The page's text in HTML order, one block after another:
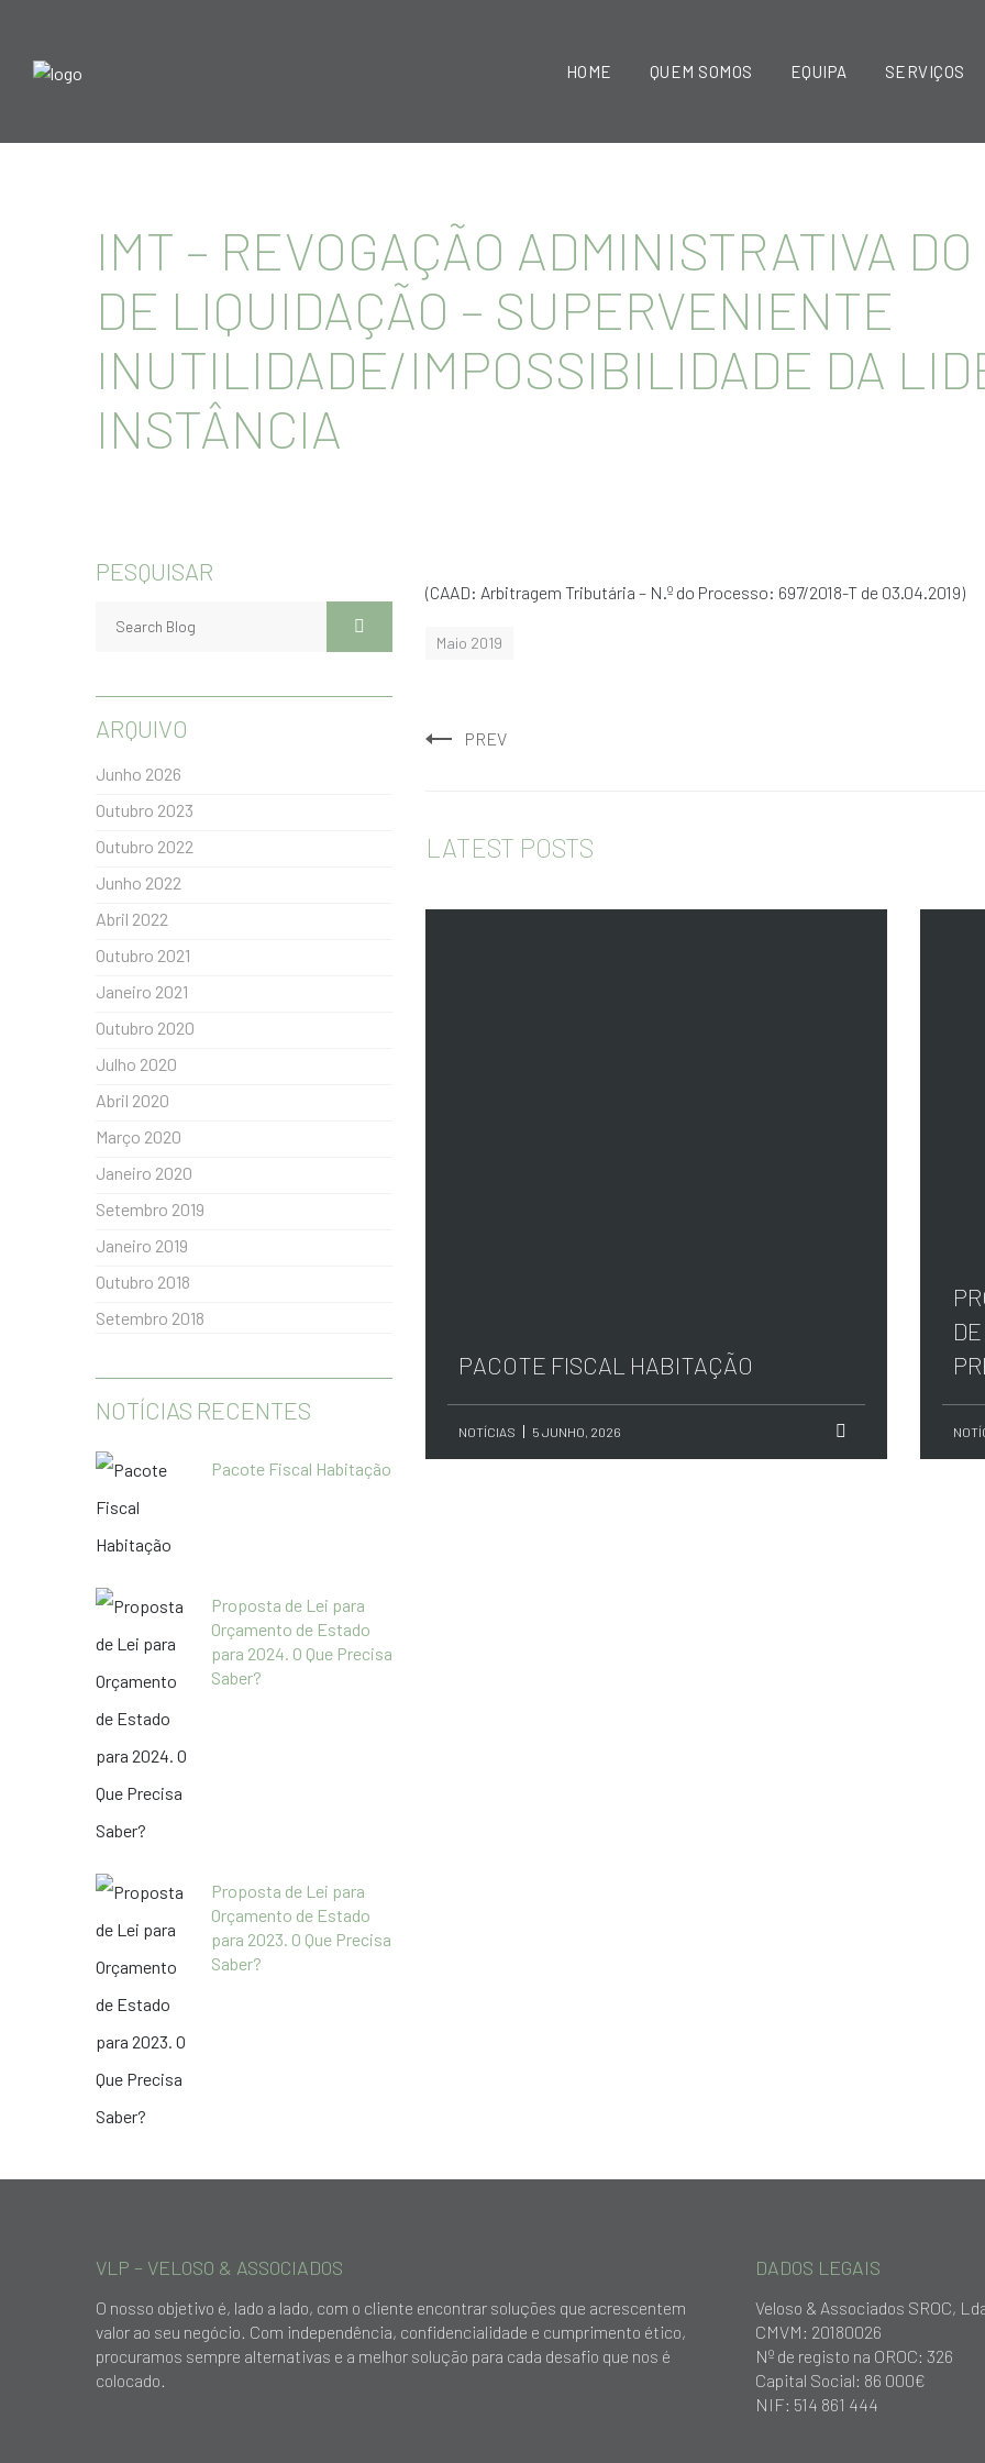
HOME QUEM SOMOS EQUIPA SERVIÇOS
IMT – REVOGAÇÃO ADMINISTRATIVA
DE LIQUIDAÇÃO – SUPERVENIENTE
INUTILIDADE/IMPOSSIBILIDADE DA
INSTÂNCIA
(CAAD: Arbitragem Tributária – N.º do Processo: 697/2018-T de 03.04.2019)
Maio 2019
PREV
LATEST POSTS
PACOTE FISCAL HABITAÇÃO
NOTÍCIAS 5 JUNHO, 2026
PESQUISAR
ARQUIVO
Junho 2026
Outubro 2023
Outubro 2022
Junho 2022
Abril 2022
Outubro 2021
Janeiro 2021
Outubro 2020
Julho 2020
Abril 2020
Março 2020
Janeiro 2020
Setembro 2019
Janeiro 2019
Outubro 2018
Setembro 2018
NOTÍCIAS RECENTES
Pacote Fiscal Habitação
Proposta de Lei para
Orçamento de Estado
para 2024. O Que Precisa
Saber?
Proposta de Lei para
Orçamento de Estado
para 2023. O Que Precisa
Saber?
VLP – VELOSO & ASSOCIADOS
O nosso objetivo é, lado a lado, com o cliente encontrar soluções que acrescentem
valor ao seu negócio. Com independência, confidencialidade e cumprimento ético,
procuramos sempre alternativas e a melhor solução para cada desafio que nos é
colocado.
DADOS LEGAIS
Veloso & Associados SROC,
CMVM: 20180026
Nº de registo na OROC: 326
Capital Social: 86 000€
NIF: 514 861 444